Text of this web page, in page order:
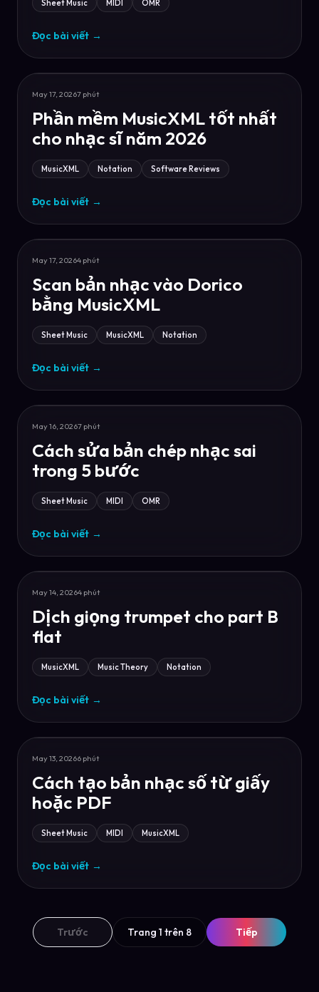
Sheet Music MIDI OMR
Đọc bài viết →
May 17, 20267 phút
Phần mềm MusicXML tốt nhất
cho nhạc sĩ năm 2026
MusicXML Notation Software Reviews
Đọc bài viết →
May 17, 20264 phút
Scan bản nhạc vào Dorico
bằng MusicXML
Sheet Music MusicXML Notation
Đọc bài viết →
May 16, 20267 phút
Cách sửa bản chép nhạc sai
trong 5 bước
Sheet Music MIDI OMR
Đọc bài viết →
May 14, 20264 phút
Dịch giọng trumpet cho part B
flat
MusicXML Music Theory Notation
Đọc bài viết →
May 13, 20266 phút
Cách tạo bản nhạc số từ giấy
hoặc PDF
Sheet Music MIDI MusicXML
Đọc bài viết →
Trước Trang 1 trên 8 Tiếp